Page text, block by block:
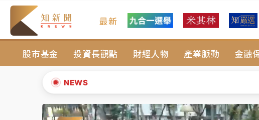
最新
股市基金 投資長觀點 財經人物 產業脈動 金融
NEWS
中颱白海豚進逼！台北喜來登圍籬傾倒砸傷人 民權西
有片｜ 白海豚暴風圈逼近！新北淡水赫見龍捲風 榕樹
中颱白海豚風雨來了！中部以北防豪雨 今晚、明天影